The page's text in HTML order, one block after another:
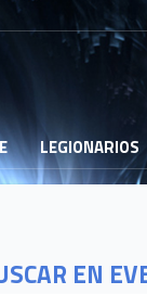
LEGIONARIOS
EN